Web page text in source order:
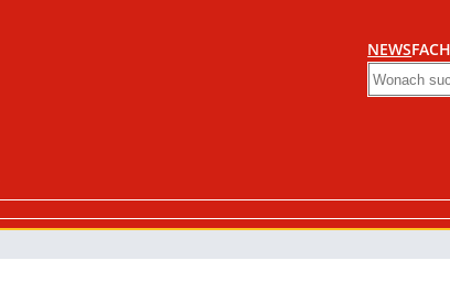
NEWS
Search